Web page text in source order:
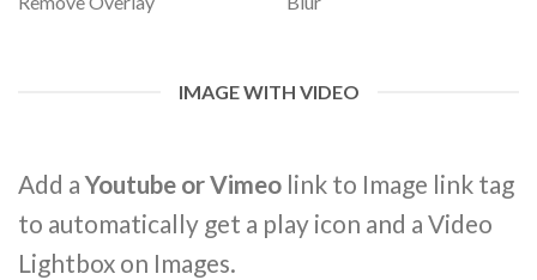
IMAGE WITH VIDEO
Add aYoutube or Vimeo link to Image link tag
to automatically get a play icon and a Video
Lightbox on Images.